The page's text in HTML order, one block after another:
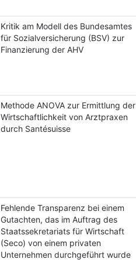
Kritik am Modell des Bundesamtes
für Sozialversicherung (BSV) zur
Finanzierung der AHV
Methode ANOVA zur Ermittlung der
Wirtschaftlichkeit von Arztpraxen
durch Santésuisse
Fehlende Transparenz bei einem
Gutachten, das im Auftrag des
Staatssekretariats für Wirtschaft
(Seco) von einem privaten
Unternehmen durchgeführt wurde